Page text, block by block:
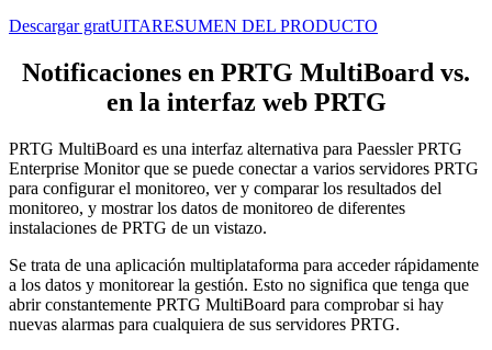
Descargar gratUITARESUMEN DEL PRODUCTO
Notificaciones en PRTG MultiBoard vs.
en la interfaz web PRTG
PRTG MultiBoard es una interfaz alternativa para Paessler PRTG
Enterprise Monitor que se puede conectar a varios servidores PRTG
para configurar el monitoreo, ver y comparar los resultados del
monitoreo, y mostrar los datos de monitoreo de diferentes
instalaciones de PRTG de un vistazo.
Se trata de una aplicación multiplataforma para acceder rápidamente
a los datos y monitorear la gestión. Esto no significa que tenga que
abrir constantemente PRTG MultiBoard para comprobar si hay
nuevas alarmas para cualquiera de sus servidores PRTG.